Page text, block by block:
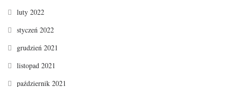
luty 2022
styczeń 2022
grudzień 2021
listopad 2021
październik 2021